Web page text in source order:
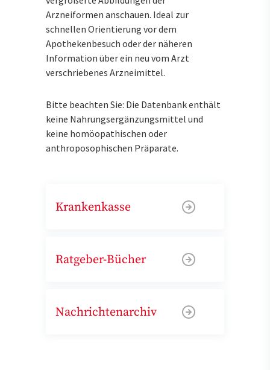
Arzneiformen anschauen. Ideal zur
schnellen Orientierung vor dem
Apothekenbesuch oder der näheren
Information über ein neu vom Arzt
verschriebenes Arzneimittel.
Bitte beachten Sie: Die Datenbank enthält
keine Nahrungsergänzungsmittel und
keine homöopathischen oder
anthroposophischen Präparate.
Krankenkasse
Ratgeber-Bücher
Nachrichtenarchiv